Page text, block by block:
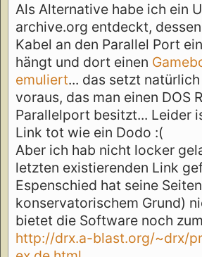
Als Alternative habe ich ein
archive.org entdeckt,
Kabel an den Parallel Port
hängt und dort einen
emuliert... das setzt
voraus, das man einen DOS
Parallelport besitzt... Leider
Link tot wie ein Dodo :(
Aber ich hab nicht locker
letzten existierenden Link
Espenschied hat seine
konservatorischem Grund)
bietet die Software noch
http://drx.a-blast.org/~drx/